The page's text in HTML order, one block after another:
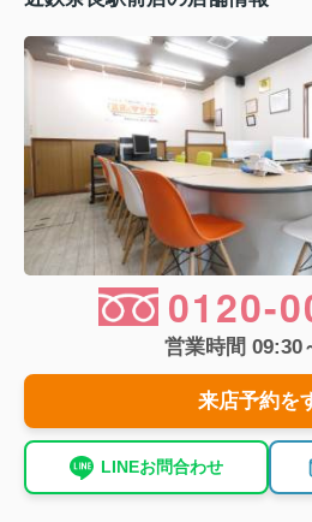
0120-
営業時間 09:30
来店予約を
LINEお問合わせ